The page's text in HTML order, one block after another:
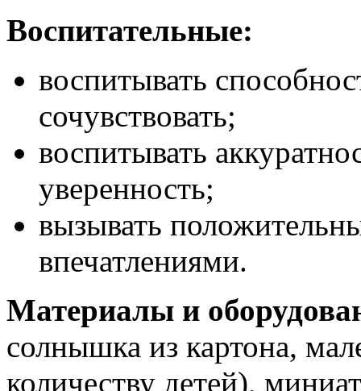
Воспитательные:
воспитывать
сочувствовать;
воспитывать
уверенность;
вызывать
впечатлениями.
Материалы и
солнышка из картона,
количеству детей),